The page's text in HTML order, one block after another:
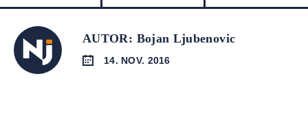
AUTOR: Bojan Ljubenovic
14. NOV. 2016